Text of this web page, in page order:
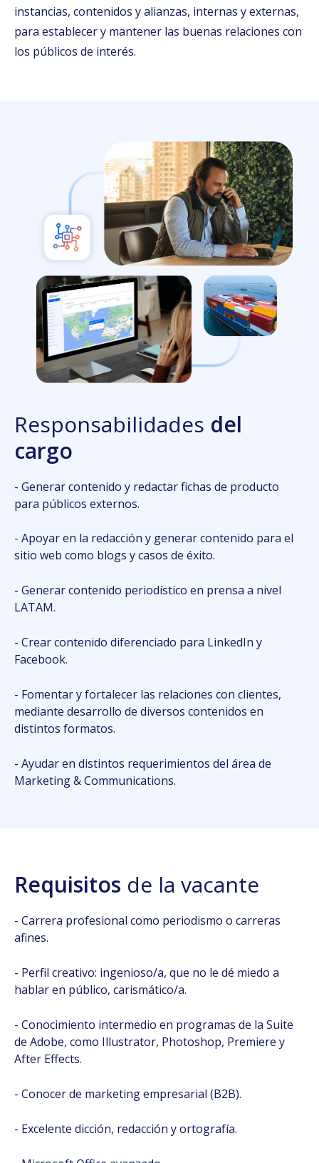
instancias, contenidos y alianzas, internas y externas,
para establecer y mantener las buenas relaciones con
los públicos de interés.
Responsabilidades del
cargo
- Generar contenido y redactar fichas de producto
para públicos externos.
- Apoyar en la redacción y generar contenido para el
sitio web como blogs y casos de éxito.
- Generar contenido periodístico en prensa a nivel
LATAM.
- Crear contenido diferenciado para LinkedIn y
Facebook.
- Fomentar y fortalecer las relaciones con clientes,
mediante desarrollo de diversos contenidos en
distintos formatos.
- Ayudar en distintos requerimientos del área de
Marketing & Communications.
Requisitos de la vacante
- Carrera profesional como periodismo o carreras
afines.
- Perfil creativo: ingenioso/a, que no le dé miedo a
hablar en público, carismático/a.
- Conocimiento intermedio en programas de la Suite
de Adobe, como Illustrator, Photoshop, Premiere y
After Effects.
- Conocer de marketing empresarial (B2B).
- Excelente dicción, redacción y ortografía.